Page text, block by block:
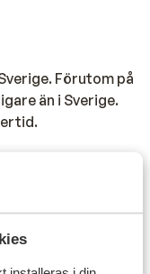
Förutom på
än i Sverige.
ta ut kontanter i
problem. Det finns